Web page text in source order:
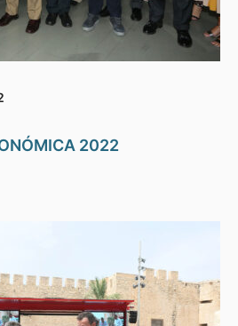
2022